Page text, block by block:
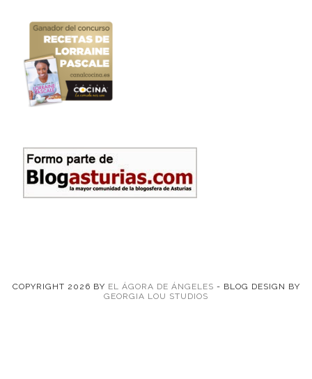
COPYRIGHT 2026 BY EL ÁGORA DE ÁNGELES - BLOG DESIGN BY
GEORGIA LOU STUDIOS